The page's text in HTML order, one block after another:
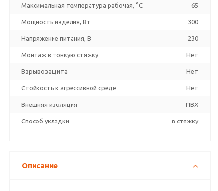
Максимальная температура рабочая, °C 65
Мощность изделия, Вт 300
Напряжение питания, В 230
Монтаж в тонкую стяжку Нет
Взрывозащита Нет
Стойкость к агрессивной среде Нет
Внешняя изоляция ПВХ
Способ укладки в стяжку
Описание